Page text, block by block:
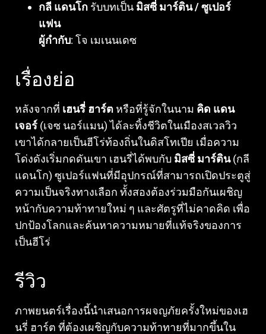
กลี แดนโก รับบทเป็น มิสซี่ มาร์ติน / ซูเปอร์
แฟน
ผู้กำกับ: โจ เมเนนเดซ
เรื่องย่อ
หลังจากที่ เฮนรี่ ฮาร์ต หรือที่รู้จักในนาม คิด แดน
เจอร์ (เจซ นอร์แมน) ได้ละทิ้งชีวิตในเมืองสเวลวิว
เขาได้กลายเป็นฮีโร่ท้องถิ่นในดิสโทเปีย เมื่อความ
โด่งดังเริ่มกดดันเขา เฮนรี่ได้พบกับ มิสซี่ มาร์ติน(กลี
แดนโก) ซูเปอร์แฟนที่มีอุปกรณ์ที่สามารถเปิดประตูสู่
ความเป็นจริงทางเลือก ทั้งสองต้องร่วมมือกันเผชิญ
หน้ากับความท้าทายใหม่ ๆ และศัตรูที่ไม่คาดคิด เพื่อ
ปกป้องโลกและค้นหาความหมายที่แท้จริงของการ
เป็นฮีโร่
รีวิว
ภาพยนตร์เรื่องนี้นำเสนอการผจญภัยครั้งใหม่ของเฮ
นรี่ ฮาร์ต ที่ต้องเผชิญกับความท้าทายที่มากขึ้นใน